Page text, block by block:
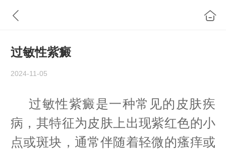
过敏性紫癜
2024-11-05
过敏性紫癜是一种常见的皮肤疾
病，其特征为皮肤上出现紫红色的小
点或斑块，通常伴随着轻微的瘙痒或